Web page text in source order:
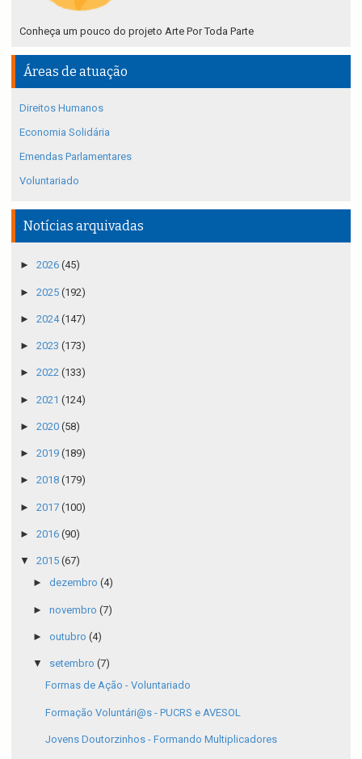
Conheça um pouco do projeto Arte Por Toda Parte
Áreas de atuação
Direitos Humanos
Economia Solidária
Emendas Parlamentares
Voluntariado
Notícias arquivadas
► 2026 (45)
► 2025 (192)
► 2024(147)
► 2023 (173)
► 2022 (133)
► 2021 (124)
► 2020 (58)
► 2019 (189)
► 2018 (179)
► 2017 (100)
► 2016 (90)
▼ 2015 (67)
► dezembro (4)
► novembro (7)
► outubro (4)
▼ setembro (7)
Formas de Ação - Voluntariado
Formação Voluntári@s - PUCRS e AVESOL
Jovens Doutorzinhos - Formando Multiplicadores